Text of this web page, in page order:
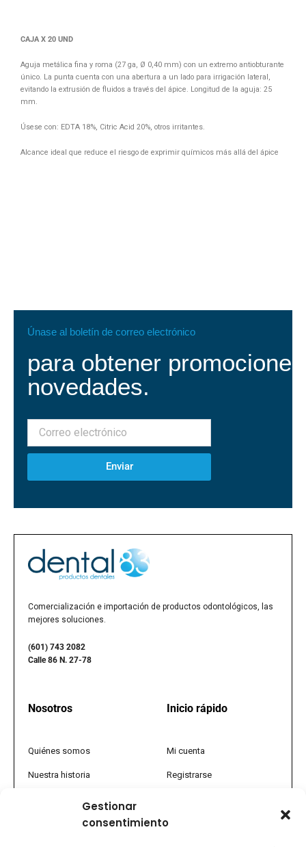
Gestionar
consentimiento
CAJA X 20 UND
Aguja metálica fina y roma (27 ga, Ø 0,40 mm) con un extremo antiobturante
único. La punta cuenta con una abertura a un lado para irrigación lateral,
evitando la extrusión de fluidos a través del ápice. Longitud de la aguja: 25
mm.
Úsese con: EDTA 18%, Citric Acid 20%, otros irritantes.
Alcance ideal que reduce el riesgo de exprimir químicos más allá del ápice
Únase al boletín de correo electrónico
para obtener
novedades.
Enviar
Comercialización e importación de productos odontológicos, las
mejores soluciones.
(601) 743 2082
Calle 86 N. 27-78
Nosotros
Quiénes somos
Nuestra historia
Inicio rápido
Mi cuenta
Registrarse
Promociones